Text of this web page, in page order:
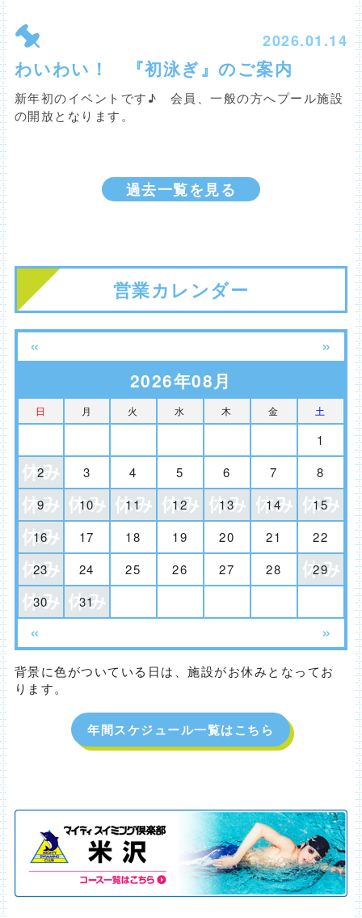
2026.01.14
わいわい！ 『初泳ぎ』のご案内
新年初のイベントです♪ 会員、一般の方へプール施設
の開放となります。
過去一覧を見る
営業カレンダー
«
»
2026年08月
日 月 火 水 木 金 土
1
2
3 4 5 6 7
8
9
10 11 12 13 14
15
16
17 18 19 20 21
22
23
24 25 26 27 28
29
30
31
« »
背景に色がついている日は、施設がお休みとなってお
ります。
年間スケジュール一覧はこちら